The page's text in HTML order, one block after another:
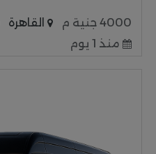
4000 جنية م القاهرة
منذ 1 يوم